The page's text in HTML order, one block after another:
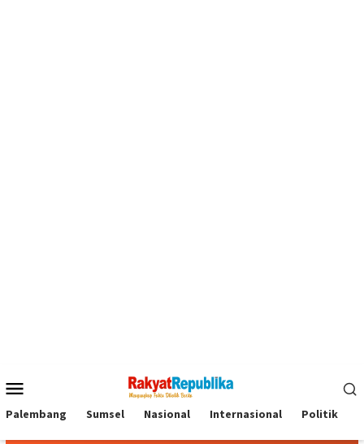
Mobile
Palembang Sumsel Nasional Internasional Politik